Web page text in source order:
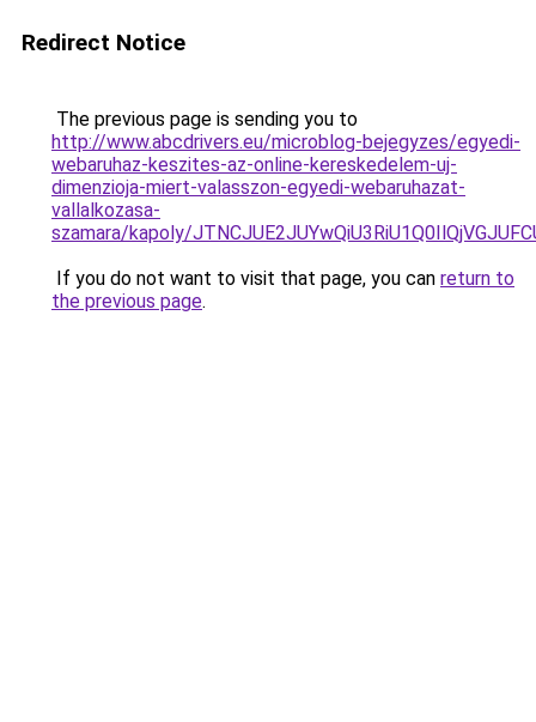
Redirect Notice
The previous page is sending you to
http://www.abcdrivers.eu/microblog-bejegyzes/egyedi-
webaruhaz-keszites-az-online-kereskedelem-uj-
dimenzioja-miert-valasszon-egyedi-webaruhazat-
vallalkozasa-
szamara/kapoly/
If you do not want to visit that page, you can return to
the previous page.